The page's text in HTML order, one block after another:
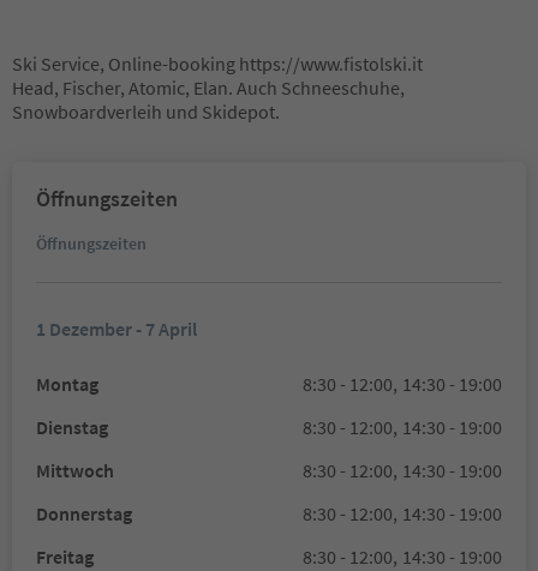
Ski Service, Online-booking https://www.fistolski.it
Head, Fischer, Atomic, Elan. Auch Schneeschuhe,
Snowboardverleih und Skidepot.
Öffnungszeiten
Öffnungszeiten
1 Dezember - 7 April
Montag 8:30 - 12:00, 14:30 - 19:00
Dienstag
8:30 - 12:00, 14:30 - 19:00
Mittwoch
8:30 - 12:00, 14:30 - 19:00
Donnerstag
8:30 - 12:00, 14:30 - 19:00
Freitag
8:30 - 12:00, 14:30 - 19:00